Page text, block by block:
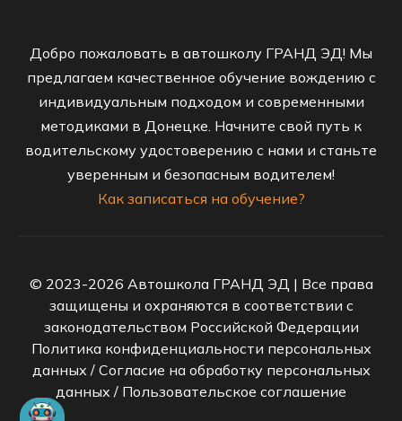
Добро пожаловать в автошколу ГРАНД ЭД! Мы
предлагаем качественное обучение вождению с
индивидуальным подходом и современными
методиками в Донецке. Начните свой путь к
водительскому удостоверению с нами и станьте
уверенным и безопасным водителем!
Как записаться на обучение?
© 2023-2026 Автошкола ГРАНД ЭД | Все права
защищены и охраняются в соответствии с
законодательством Российской Федерации
Политика конфиденциальности персональных
данных / Согласие на обработку персональных
данных / Пользовательское соглашение